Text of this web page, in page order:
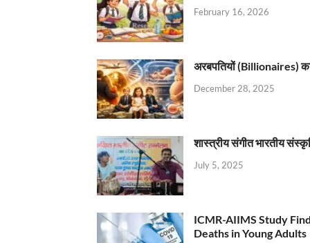
February 16, 2026
अरबपतियों (Billionaires)
December 28, 2025
शास्त्रीय संगीत भारतीय
July 5, 2025
ICMR-AIIMS Study
Deaths in Young Adults